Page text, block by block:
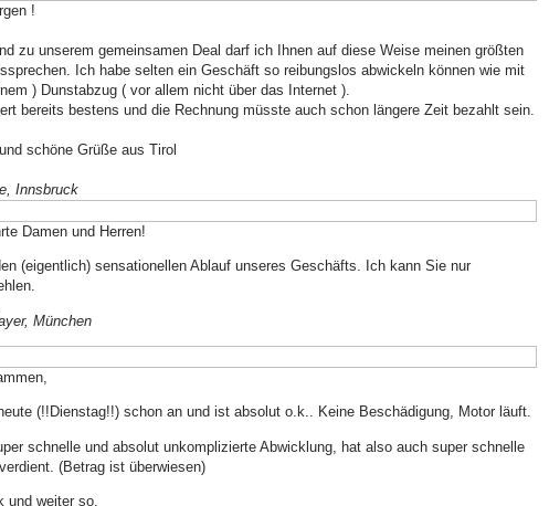
!
zu unserem gemeinsamen Deal darf ich Ihnen auf diese Weise meinen größten
Ich habe selten ein Geschäft so reibungslos abwickeln können wie mit
) Dunstabzug ( vor allem nicht über das Internet ).
bereits bestens und die Rechnung müsste auch schon längere Zeit bezahlt sein.
schöne Grüße aus Tirol
, Innsbruck
Damen und Herren!
(eigentlich) sensationellen Ablauf unseres Geschäfts. Ich kann Sie nur
München
(!!Dienstag!!) schon an und ist absolut o.k.. Keine Beschädigung, Motor läuft.
schnelle und absolut unkomplizierte Abwicklung, hat also auch super schnelle
(Betrag ist überwiesen)
und weiter so.